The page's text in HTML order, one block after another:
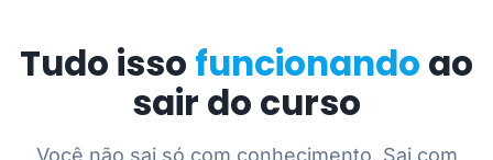
Tudo isso funcionando ao
sair do curso
Você não sai só com conhecimento. Sai com